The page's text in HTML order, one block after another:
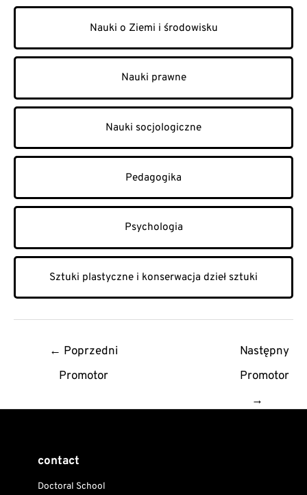
Nauki o Ziemi i środowisku
Nauki prawne
Nauki socjologiczne
Pedagogika
Psychologia
Sztuki plastyczne i konserwacja dzieł sztuki
← Poprzedni
Promotor
Następny
Promotor
→
contact
Doctoral School